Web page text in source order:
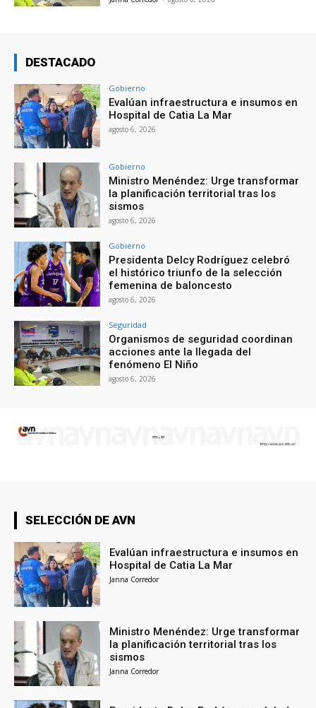
DESTACADO
Gobierno
Evalúan infraestructura e insumos en
Hospital de Catia La Mar
agosto 6, 2026
Gobierno
Ministro Menéndez: Urge transformar
la planificación territorial tras los
sismos
agosto 6, 2026
Gobierno
Presidenta Delcy Rodríguez celebró
el histórico triunfo de la selección
femenina de baloncesto
agosto 6, 2026
Seguridad
Organismos de seguridad coordinan
acciones ante la llegada del
fenómeno El Niño
agosto 6, 2026
SELECCIÓN DE AVN
Evalúan infraestructura e insumos en
Hospital de Catia La Mar
Janna Corredor
Ministro Menéndez: Urge transformar
la planificación territorial tras los
sismos
Janna Corredor